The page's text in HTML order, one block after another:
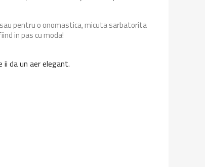
pentru o onomastica, micuta sarbatorita
in pas cu moda!
da un aer elegant.